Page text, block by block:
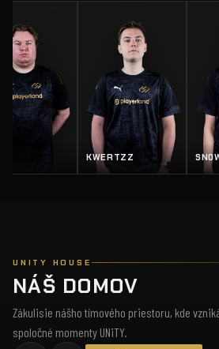
SN0W REPLAY
UNITY HOUSE
NÁŠ DOMOV
Zákulisie nášho tímového priestoru, kde
spoločné momenty UNiTY.